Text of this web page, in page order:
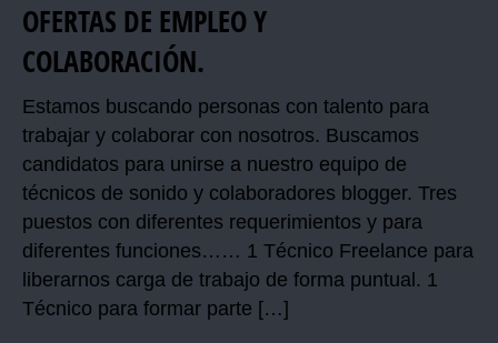
OFERTAS DE EMPLEO Y
COLABORACIÓN.
Estamos buscando personas con talento para
trabajar y colaborar con nosotros. Buscamos
candidatos para unirse a nuestro equipo de
técnicos de sonido y colaboradores blogger. Tres
puestos con diferentes requerimientos y para
diferentes funciones…… 1 Técnico Freelance para
liberarnos carga de trabajo de forma puntual. 1
Técnico para formar parte […]